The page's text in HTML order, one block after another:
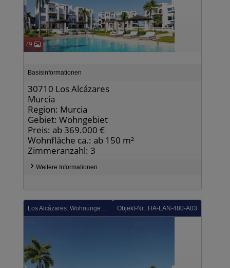
29
Basisinformationen
30710 Los Alcázares
Murcia
Region: Murcia
Gebiet: Wohngebiet
Preis: ab 369.000 €
Wohnfläche ca.: ab 150 m²
Zimmeranzahl: 3
Weitere Informationen
Los Alcázares: Wohnungen mit 3 Schlafzimmern, Tiefgaragenstellplatz und Gemeinschaftspool in einer wunderschönen Golfanlage und nur 500 m vom Strand Objekt-Nr.: HA-LAN-480-A03